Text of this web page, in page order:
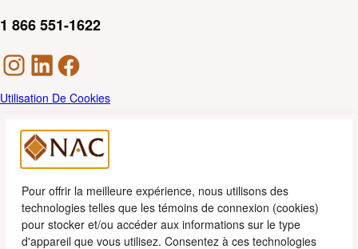
Pour offrir la meilleure expérience, nous utilisons des
technologies telles que les témoins de connexion (cookies)
pour stocker et/ou accéder aux informations sur le type
d'appareil que vous utilisez. Consentez à ces technologies
1 866 551-1622
Utilisation De Cookies
SÉRIE CAFÉ
SÉRIE CUSTOM
SÉRIE ÉVOLUTION
RÉALISATIONS